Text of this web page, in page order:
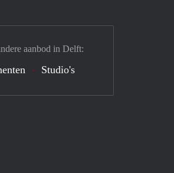
aanbod in Delft:
Studio's